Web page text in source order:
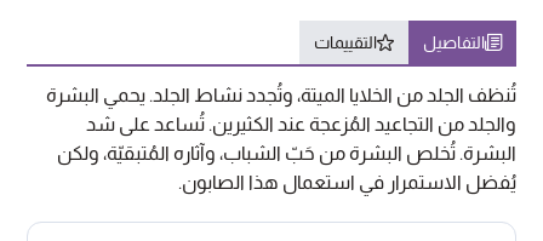
التفاصيل التقييمات
تُنظف الجلد من الخلايا الميتة، وتُجدد نشاط الجلد. يحمي البشرة
والجلد من التجاعيد المُزعجة عند الكثيرين. تُساعد على شد
البشرة. تُخلص البشرة من حَبّ الشباب، وآثاره المُتبقيّة، ولكن
يُفضل الاستمرار في استعمال هذا الصابون.